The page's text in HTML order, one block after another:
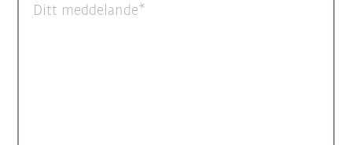
Ditt meddelande